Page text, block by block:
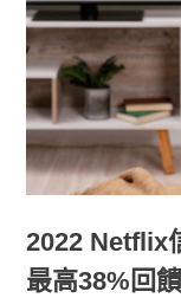
2022 Netflix
最高38%回饋